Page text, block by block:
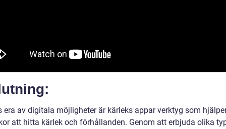
era av digitala möjligheter är kärleks appar verktyg som
att hitta kärlek och förhållanden. Genom att erbjuda olika